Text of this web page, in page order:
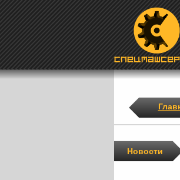
Новости